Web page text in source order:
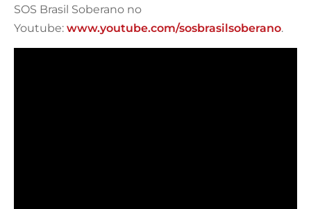
SOS Brasil Soberano no
Youtube: www.youtube.com/sosbrasilsoberano.